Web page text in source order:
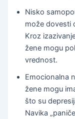
Nisko
može dovesti
Kroz
žene mogu
vrednost.
Emocionalna
žene mogu
što su
Navika